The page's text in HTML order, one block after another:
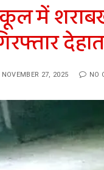
में
NOVEMBER 27, 2025 NO